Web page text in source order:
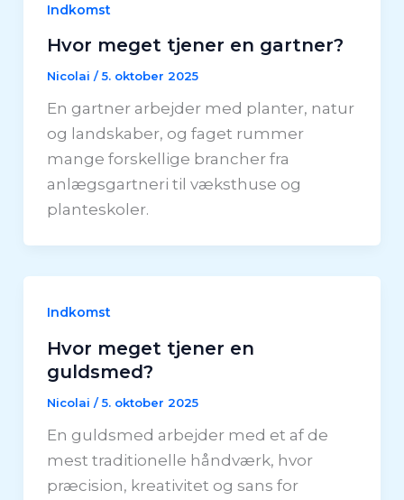
Indkomst
Hvor meget tjener en gartner?
Nicolai /5. oktober 2025
En gartner arbejder med planter, natur
og landskaber, og faget rummer
mange forskellige brancher fra
anlægsgartneri til væksthuse og
planteskoler.
Indkomst
Hvor meget tjener en
guldsmed?
Nicolai /5. oktober 2025
En guldsmed arbejder med et af de
mest traditionelle håndværk, hvor
præcision, kreativitet og sans for